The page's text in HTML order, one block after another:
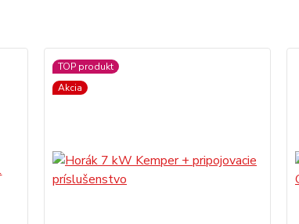
TOP produkt
Akcia